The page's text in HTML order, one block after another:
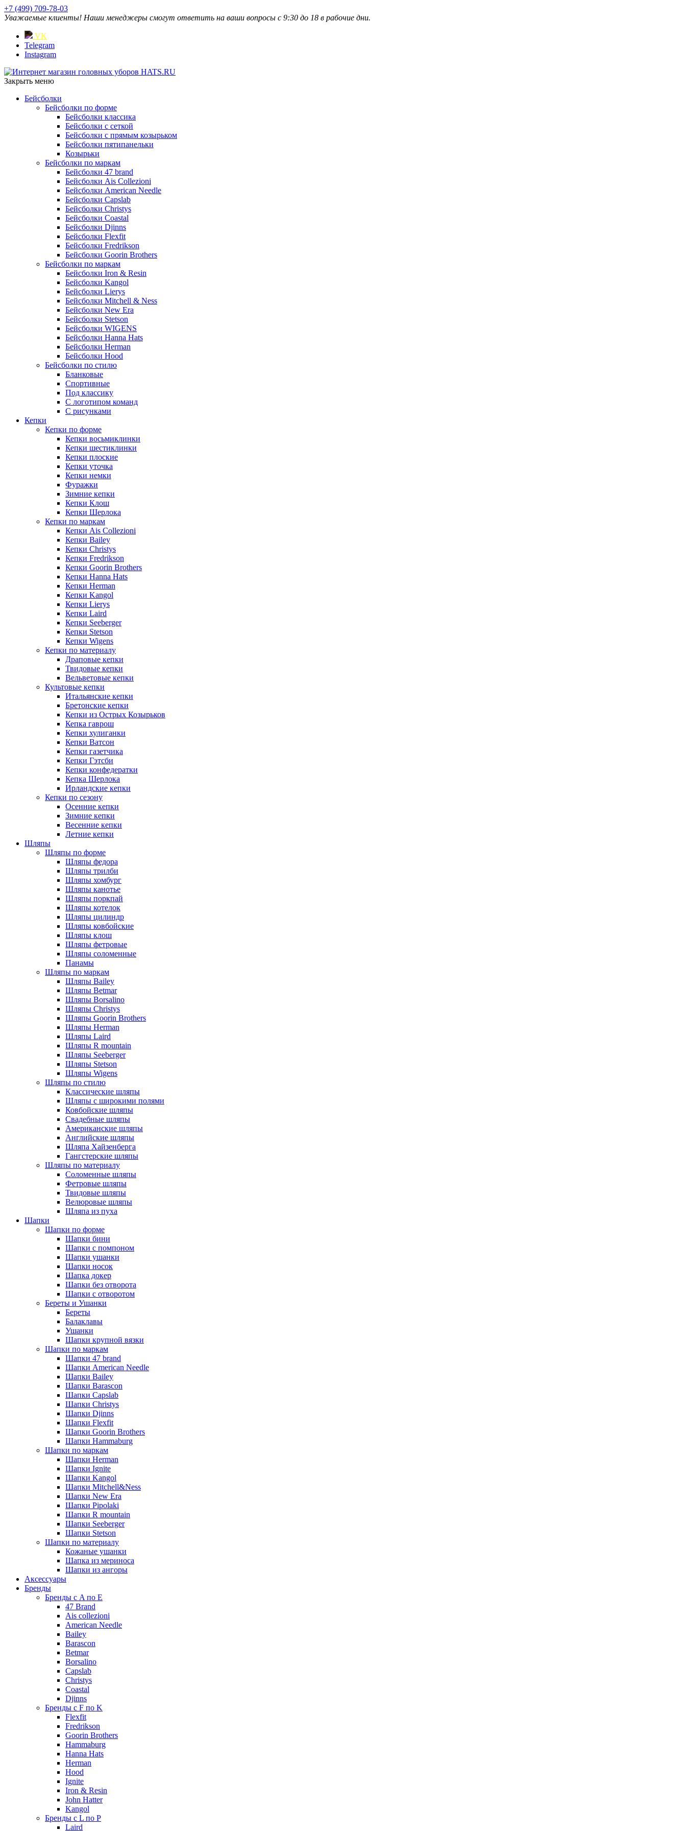
+7 (499) 709-78-03
Уважаемые клиенты! Наши менеджеры смогут ответить на ваши вопросы с 9:30 до 18 в рабочие дни.
VK
Telegram
Instagram
Закрыть меню
Бейсболки
Бейсболки по форме
Бейсболки классика
Бейсболки с сеткой
Бейсболки с прямым козырьком
Бейсболки пятипанельки
Козырьки
Бейсболки по маркам
Бейсболки 47 brand
Бейсболки Ais Collezioni
Бейсболки American Needle
Бейсболки Capslab
Бейсболки Christys
Бейсболки Coastal
Бейсболки Djinns
Бейсболки Flexfit
Бейсболки Fredrikson
Бейсболки Goorin Brothers
Бейсболки по маркам
Бейсболки Iron & Resin
Бейсболки Kangol
Бейсболки Lierys
Бейсболки Mitchell & Ness
Бейсболки New Era
Бейсболки Stetson
Бейсболки WIGENS
Бейсболки Hanna Hats
Бейсболки Herman
Бейсболки Hood
Бейсболки по стилю
Бланковые
Спортивные
Под классику
С логотипом команд
С рисунками
Кепки
Кепки по форме
Кепки восьмиклинки
Кепки шестиклинки
Кепки плоские
Кепки уточка
Кепки немки
Фуражки
Зимние кепки
Кепки Клош
Кепки Шерлока
Кепки по маркам
Кепки Ais Collezioni
Кепки Bailey
Кепки Christys
Кепки Fredrikson
Кепки Goorin Brothers
Кепки Hanna Hats
Кепки Herman
Кепки Kangol
Кепки Lierys
Кепки Laird
Кепки Seeberger
Кепки Stetson
Кепки Wigens
Кепки по материалу
Драповые кепки
Твидовые кепки
Вельветовые кепки
Культовые кепки
Итальянские кепки
Бретонские кепки
Кепки из Острых Козырьков
Кепка гаврош
Кепки хулиганки
Кепки Ватсон
Кепки газетчика
Кепки Гэтсби
Кепки конфедератки
Кепка Шерлока
Ирландские кепки
Кепки по сезону
Осенние кепки
Зимние кепки
Весенние кепки
Летние кепки
Шляпы
Шляпы по форме
Шляпы федора
Шляпы трилби
Шляпы хомбург
Шляпы канотье
Шляпы поркпай
Шляпы котелок
Шляпы цилиндр
Шляпы ковбойские
Шляпы клош
Шляпы фетровые
Шляпы соломенные
Панамы
Шляпы по маркам
Шляпы Bailey
Шляпы Betmar
Шляпы Borsalino
Шляпы Christys
Шляпы Goorin Brothers
Шляпы Herman
Шляпы Laird
Шляпы R mountain
Шляпы Seeberger
Шляпы Stetson
Шляпы Wigens
Шляпы по стилю
Классические шляпы
Шляпы с широкими полями
Ковбойские шляпы
Свадебные шляпы
Американские шляпы
Английские шляпы
Шляпа Хайзенберга
Гангстерские шляпы
Шляпы по материалу
Соломенные шляпы
Фетровые шляпы
Твидовые шляпы
Велюровые шляпы
Шляпа из пуха
Шапки
Шапки по форме
Шапки бини
Шапки с помпоном
Шапки ушанки
Шапки носок
Шапка докер
Шапки без отворота
Шапки с отворотом
Береты и Ушанки
Береты
Балаклавы
Ушанки
Шапки крупной вязки
Шапки по маркам
Шапки 47 brand
Шапки American Needle
Шапки Bailey
Шапки Barascon
Шапки Capslab
Шапки Christys
Шапки Djinns
Шапки Flexfit
Шапки Goorin Brothers
Шапки Hammaburg
Шапки по маркам
Шапки Herman
Шапки Ignite
Шапки Kangol
Шапки Mitchell&Ness
Шапки New Era
Шапки Pipolaki
Шапки R mountain
Шапки Seeberger
Шапки Stetson
Шапки по материалу
Кожаные ушанки
Шапка из мериноса
Шапки из ангоры
Аксессуары
Бренды
Бренды с A по E
47 Brand
Ais collezioni
American Needle
Bailey
Barascon
Betmar
Borsalino
Capslab
Christys
Coastal
Djinns
Бренды с F по K
Flexfit
Fredrikson
Goorin Brothers
Hammaburg
Hanna Hats
Herman
Hood
Ignite
Iron & Resin
John Hatter
Kangol
Бренды с L по P
Laird